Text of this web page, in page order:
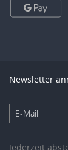
Newsletter
Anmeldung
zum
Jederzeit